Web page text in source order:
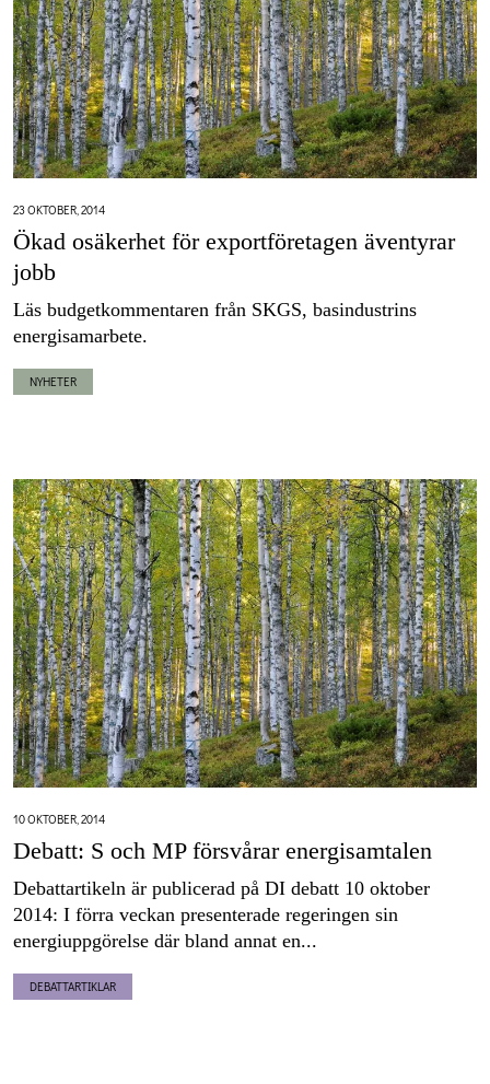
23 OKTOBER, 2014
Ökad osäkerhet för exportföretagen äventyrar
jobb
Läs budgetkommentaren från SKGS, basindustrins
energisamarbete.
NYHETER
10 OKTOBER, 2014
Debatt: S och MP försvårar energisamtalen
Debattartikeln är publicerad på DI debatt 10 oktober
2014: I förra veckan presenterade regeringen sin
energiuppgörelse där bland annat en...
DEBATTARTIKLAR